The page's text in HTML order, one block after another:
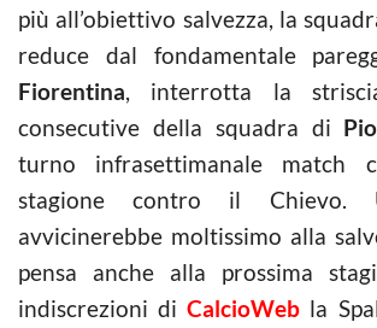
più all’obiettivo salvezza, la
reduce dal fondamentale
Fiorentina, interrotta la
consecutive della squadra di
turno infrasettimanale match
stagione contro il Chievo.
avvicinerebbe moltissimo alla
pensa anche alla prossima
indiscrezioni diCalcioWeb la